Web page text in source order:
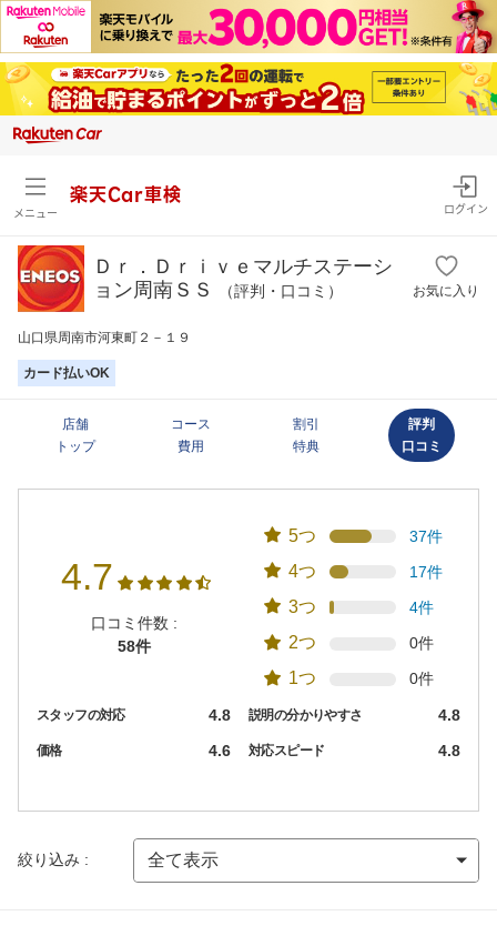
メニュー
楽天Car車検
ログイン
Ｄｒ．Ｄｒｉｖｅマルチステーシ
ョン周南ＳＳ
（評判・口コミ） お気に入り
山口県周南市河東町２－１９
カード払いOK
店舗
トップ
コース
費用
割引
特典
評判
口コミ
4.7
口コミ件数 :
58件
5つ 37件
4つ 17件
3つ 4件
2つ 0件
1つ 0件
スタッフの対応 4.8 説明の分かりやすさ 4.8
価格 4.6 対応スピード 4.8
絞り込み :